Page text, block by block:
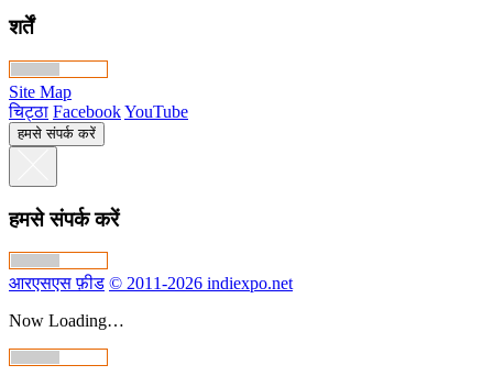
शर्तें
Site Map
चिट्ठा FacebookYouTube
हमसे संपर्क करें
हमसे संपर्क करें
आरएसएस फ़ीड © 2011-2026 indiexpo.net
Now Loading…